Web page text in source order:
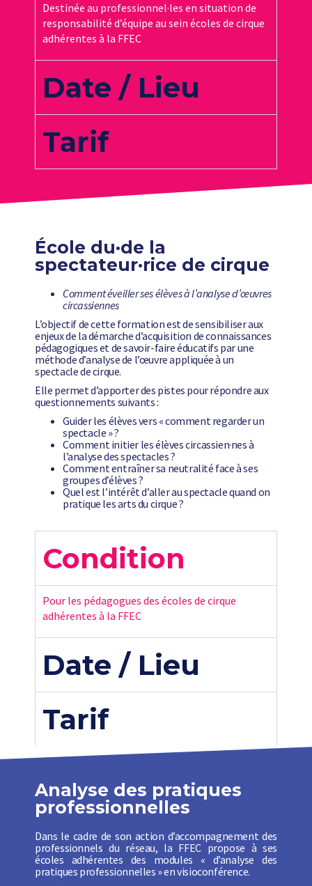
Destinée au professionnel·les en situation de
responsabilité d’équipe au sein écoles de cirque
adhérentes à la FFEC
Date / Lieu
Tarif
École du·de la
spectateur·rice de cirque
Comment éveiller ses élèves à l’analyse d’œuvres
circassiennes
L’objectif de cette formation est de sensibiliser aux
enjeux de la démarche d’acquisition de connaissances
pédagogiques et de savoir-faire éducatifs par une
méthode d’analyse de l’œuvre appliquée à un
spectacle de cirque.
Elle permet d’apporter des pistes pour répondre aux
questionnements suivants :
Guider les élèves vers « comment regarder un
spectacle » ?
Comment initier les élèves circassien·nes à
l’analyse des spectacles ?
Comment entraîner sa neutralité face à ses
groupes d’élèves ?
Quel est l’intérêt d’aller au spectacle quand on
pratique les arts du cirque ?
Condition
Pour les pédagogues des écoles de cirque
adhérentes à la FFEC
Date / Lieu
Tarif
Analyse des pratiques
professionnelles
Dans le cadre de son action d’accompagnement des
professionnels du réseau, la FFEC propose à ses
écoles adhérentes des modules « d’analyse des
pratiques professionnelles » en visioconférence.